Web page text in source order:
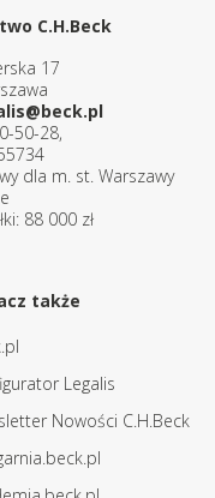
C.H.Beck
17
50-28,
dla m. st. Warszawy
88 000 zł
także
Legalis
Nowości C.H.Beck